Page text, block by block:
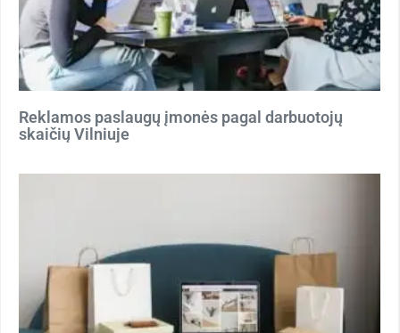
Reklamos paslaugų įmonės pagal darbuotojų
skaičių Vilniuje